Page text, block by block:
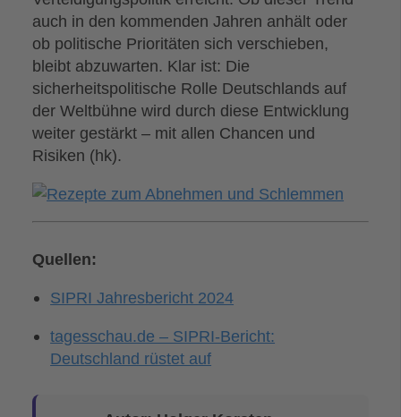
auch in den kommenden Jahren anhält oder
ob politische Prioritäten sich verschieben,
bleibt abzuwarten. Klar ist: Die
sicherheitspolitische Rolle Deutschlands auf
der Weltbühne wird durch diese Entwicklung
weiter gestärkt – mit allen Chancen und
Risiken (hk).
Quellen:
SIPRI Jahresbericht 2024
tagesschau.de – SIPRI-Bericht:
Deutschland rüstet auf